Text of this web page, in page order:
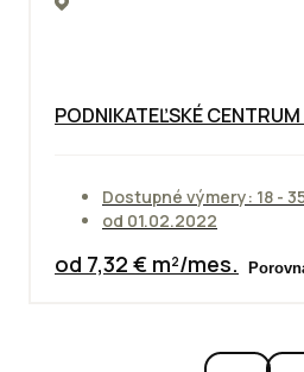
PODNIKATEĽSKÉ
Dostupné výmery: 18 -
od 01.02.2022
od 7,32 € m²/mes.